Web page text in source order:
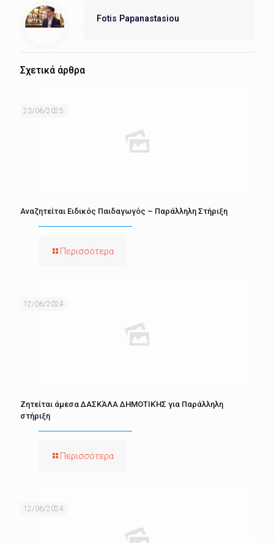
Fotis Papanastasiou
Σχετικά άρθρα
23/06/2025
Αναζητείται Ειδικός Παιδαγωγός – Παράλληλη Στήριξη
Περισσότερα
12/06/2024
Ζητείται άμεσα ΔΑΣΚΆΛΑ ΔΗΜΟΤΙΚΉΣ για Παράλληλη
στήριξη
Περισσότερα
12/06/2024